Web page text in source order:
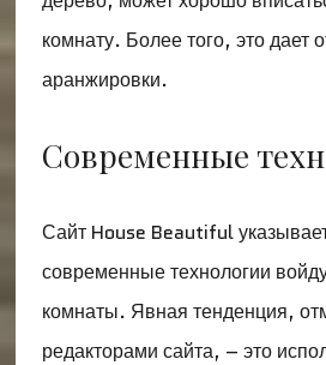
комнату. Более того, это дает
аранжировки.
Современные
Сайт House Beautiful
современные технологии
комнаты. Явная тенденция,
редакторами сайта, – это